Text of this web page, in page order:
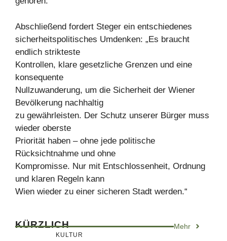
Abschließend fordert Steger ein entschiedenes
sicherheitspolitisches Umdenken: „Es braucht
endlich strikteste
Kontrollen, klare gesetzliche Grenzen und eine
konsequente
Nullzuwanderung, um die Sicherheit der Wiener
Bevölkerung nachhaltig
zu gewährleisten. Der Schutz unserer Bürger muss
wieder oberste
Priorität haben – ohne jede politische
Rücksichtnahme und ohne
Kompromisse. Nur mit Entschlossenheit, Ordnung
und klaren Regeln kann
Wien wieder zu einer sicheren Stadt werden.“
KÜRZLICH Mehr
KULTUR